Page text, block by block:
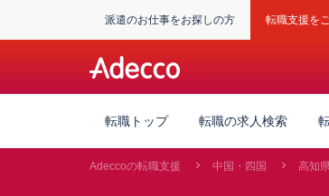
派遣のお仕事をお探しの方 転職支援を
転職トップ 転職の求人検索
Adeccoの転職支援 中国・四国 高知県